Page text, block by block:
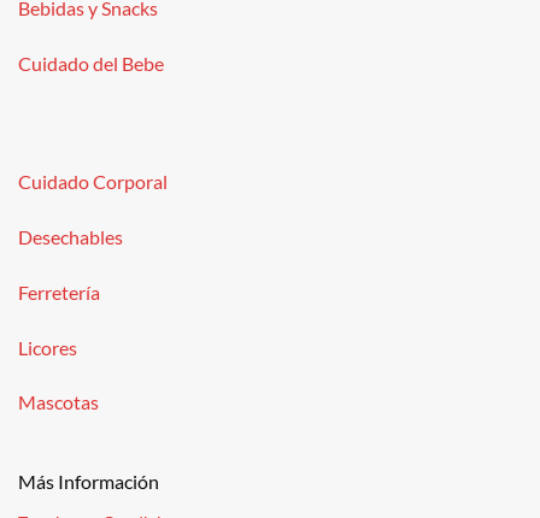
Bebidas y Snacks
Cuidado del Bebe
Cuidado Corporal
Desechables
Ferretería
Licores
Mascotas
Más Información